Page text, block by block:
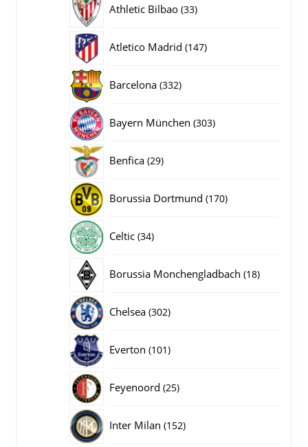
Athletic Bilbao 3333
Atletico Madrid 147147
Barcelona 332332
Bayern München 303303
Benfica 2929
Borussia Dortmund 170170
Celtic 3434
Borussia Monchengladbach 1818
Chelsea 302302
Everton 101101
Feyenoord 2525
Inter Milan 152152